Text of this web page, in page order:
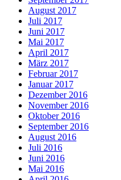
August 2017
Juli 2017
Juni 2017
Mai 2017
April 2017
März 2017
Februar 2017
Januar 2017
Dezember 2016
November 2016
Oktober 2016
September 2016
August 2016
Juli 2016
Juni 2016
Mai 2016